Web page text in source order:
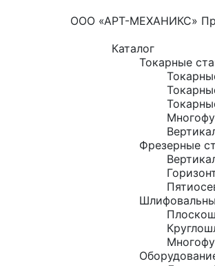
ООО «АРТ-МЕХАНИКС»
Каталог
Токарные
Фрезерные